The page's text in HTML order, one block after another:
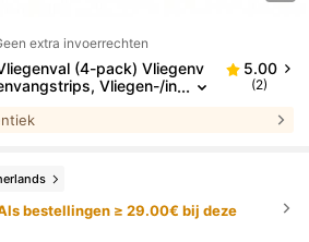
extra invoerrechten
(4-pack) Vliegenv
Vliegen-/in
5.00
(2)
bestellingen ≥ 29.00€ bij deze